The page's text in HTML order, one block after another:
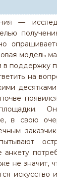
—
модель
в поддержку
на
площадки.
в свою
не значит,
искусство